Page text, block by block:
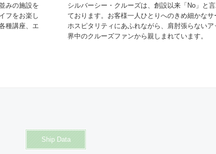
みの施設を
フをお楽し
種講座、エ
シルバーシー・クルーズは、創設以来「No」と
ております。お客様一人ひとりへのきめ細かな
ホスピタリティにあふれながら、肩肘張らない
界中のクルーズファンから親しまれています。
Ship Data